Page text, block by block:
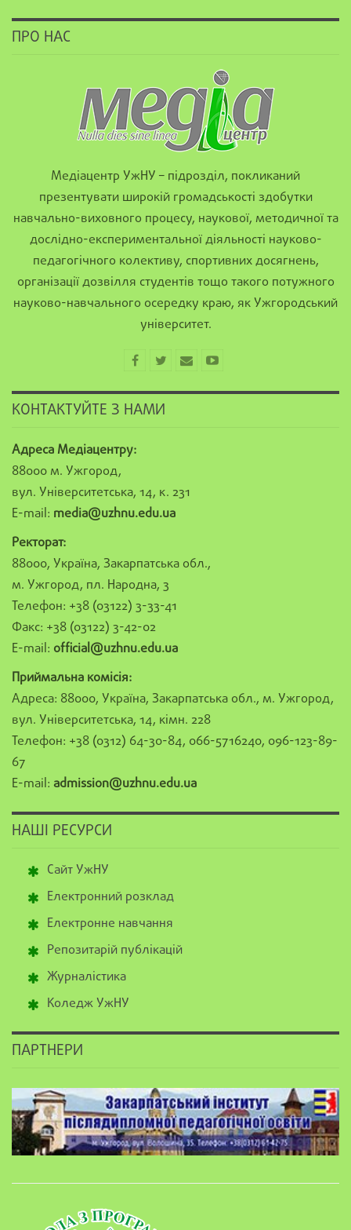
ПРО НАС
Медіацентр УжНУ – підрозділ, покликаний
презентувати широкій громадськості здобутки
навчально-виховного процесу, наукової, методичної та
дослідно-експериментальної діяльності науково-
педагогічного колективу, спортивних досягнень,
організації дозвілля студентів тощо такого потужного
науково-навчального осередку краю, як Ужгородський
університет.
КОНТАКТУЙТЕ З НАМИ
Адреса Медіацентру:
88000 м. Ужгород,
вул. Університетська, 14, к. 231
E-mail: media@uzhnu.edu.ua
Ректорат:
88000, Україна, Закарпатська обл.,
м. Ужгород, пл. Народна, 3
Телефон: +38 (03122) 3-33-41
Факс: +38 (03122) 3-42-02
E-mail: official@uzhnu.edu.ua
Приймальна комісія:
Адреса: 88000, Україна, Закарпатська обл., м. Ужгород,
вул. Університетська, 14, кімн. 228
Телефон: +38 (0312) 64-30-84, 066-5716240, 096-123-89-
67
E-mail: admission@uzhnu.edu.ua
НАШІ РЕСУРСИ
Сайт УжНУ
Електронний розклад
Електронне навчання
Репозитарій публікацій
Журналістика
Коледж УжНУ
ПАРТНЕРИ